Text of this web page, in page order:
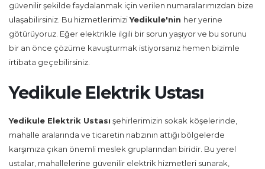
güvenilir şekilde faydalanmak için verilen numaralarımızdan bize
ulaşabilirsiniz. Bu hizmetlerimiziYedikule'nin her yerine
götürüyoruz. Eğer elektrikle ilgili bir sorun yaşıyor ve bu sorunu
bir an önce çözüme kavuşturmak istiyorsanız hemen bizimle
irtibata geçebilirsiniz.
Yedikule Elektrik Ustası
Yedikule Elektrik Ustası şehirlerimizin sokak köşelerinde,
mahalle aralarında ve ticaretin nabzının attığı bölgelerde
karşımıza çıkan önemli meslek gruplarından biridir. Bu yerel
ustalar, mahallelerine güvenilir elektrik hizmetleri sunarak,